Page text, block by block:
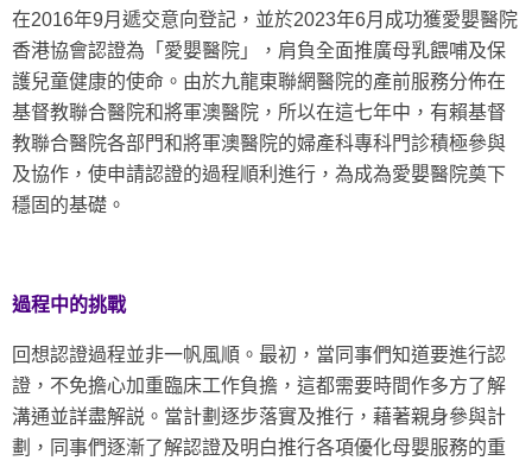
在2016年9月遞交意向登記，並於2023年6月成功獲愛嬰醫院
香港協會認證為「愛嬰醫院」，肩負全面推廣母乳餵哺及保
護兒童健康的使命。由於九龍東聯網醫院的產前服務分佈在
基督教聯合醫院和將軍澳醫院，所以在這七年中，有賴基督
教聯合醫院各部門和將軍澳醫院的婦產科專科門診積極參與
及協作，使申請認證的過程順利進行，為成為愛嬰醫院奠下
穩固的基礎。
過程中的挑戰
回想認證過程並非一帆風順。最初，當同事們知道要進行認
證，不免擔心加重臨床工作負擔，這都需要時間作多方了解
溝通並詳盡解説。當計劃逐步落實及推行，藉著親身參與計
劃，同事們逐漸了解認證及明白推行各項優化母嬰服務的重